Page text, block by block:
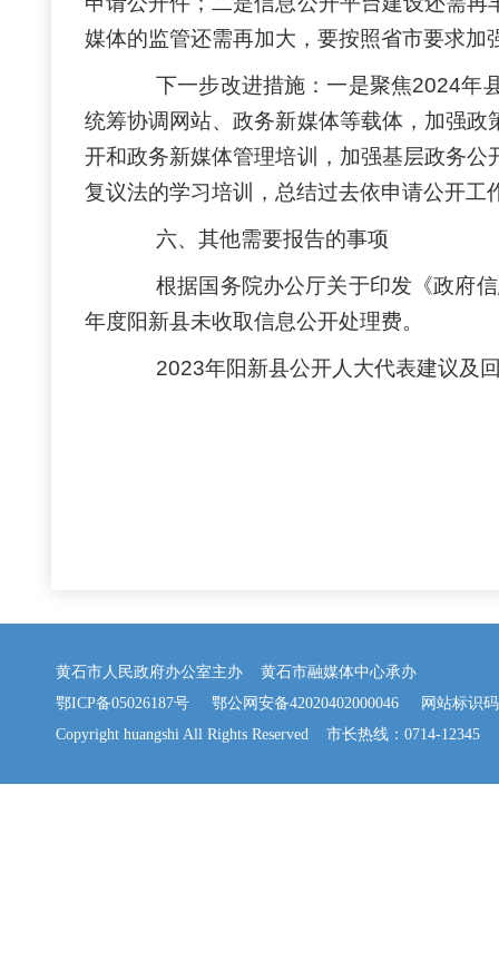
媒体的监管还需再加大，要按照省市要求
下一步改进措施：一是聚焦2024年
统筹协调网站、政务新媒体等载体，加强
开和政务新媒体管理培训，加强基层政务
复议法的学习培训，总结过去依申请公开
六、其他需要报告的事项
根据国务院办公厅关于印发《政府
年度阳新县未收取信息公开处理费。
2023年阳新县公开人大代表建议及
黄石市人民政府办公室主办 黄石市融媒体中心承办
鄂ICP备05026187号
鄂公网安备42020402000046 网站标识码
Copyright huangshi All Rights Reserved 市长热线：0714-12345